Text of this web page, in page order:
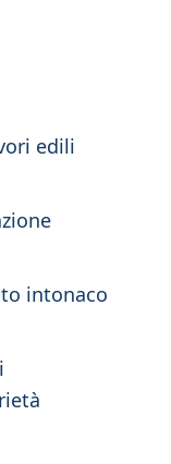
edili
intonaco